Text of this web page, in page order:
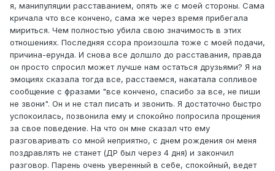
я, манипуляции расставанием, опять же с моей стороны. Сама
кричала что все кончено, сама же через время прибегала
мириться. Чем полностью убила свою значимость в этих
отношениях. Последняя ссора произошла тоже с моей подачи,
причина-ерунда. И снова все долшло до расставания, правда
он просто спросил может лучше нам остаться друзьями? Я на
эмоциях сказала тогда все, расстаемся, накатала сопливое
сообщение с фразами "все кончено, спасибо за все, не пиши
не звони". Он и не стал писать и звонить. Я достаточно быстро
успокоилась, позвонила ему и спокойно попросила прощения
за свое поведение. На что он мне сказал что ему
разговаривать со мной неприятно, с днем рождения он меня
поздравлять не станет (ДР был через 4 дня) и закончил
разговор. Парень очень уверенный в себе, спокойный, ведет